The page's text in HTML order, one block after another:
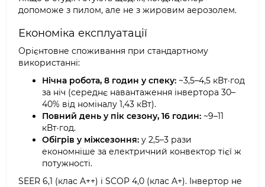
допоможе з пилом, але не з жировим аерозолем.
Економіка експлуатації
Орієнтовне споживання при стандартному
використанні:
Нічна робота, 8 годин у спеку: ~3,5–4,5 кВт·год
за ніч (середнє навантаження інвертора 30–
40% від номіналу 1,43 кВт).
Повний день у пік сезону, 16 годин: ~9–11
кВт·год.
Обігрів у міжсезоння: у 2,5–3 рази
економніше за електричний конвектор тієї ж
потужності.
SEER 6,1 (клас A++) і SCOP 4,0 (клас A+). Інвертор не